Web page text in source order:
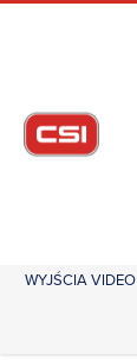
WYJŚCIA VIDEO